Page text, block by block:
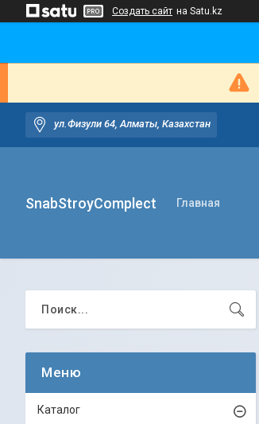
Создать сайт на Satu.kz
ул.Физули 64, Алматы, Казахстан
SnabStroyComplect Главная
Каталог